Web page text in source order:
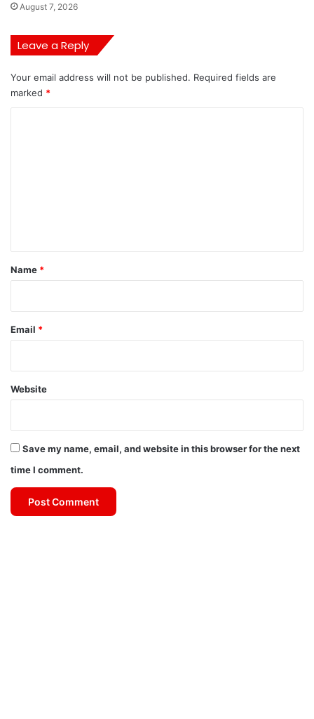
August 7, 2026
Leave a Reply
Your email address will not be published. Required fields are
marked *
*
Name *
Email *
Website
Save my name, email, and website in this browser for the next
time I comment.